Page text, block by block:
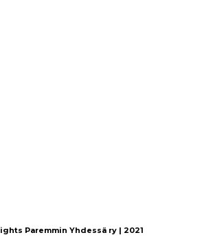
Paremmin Yhdessä ry | 2021